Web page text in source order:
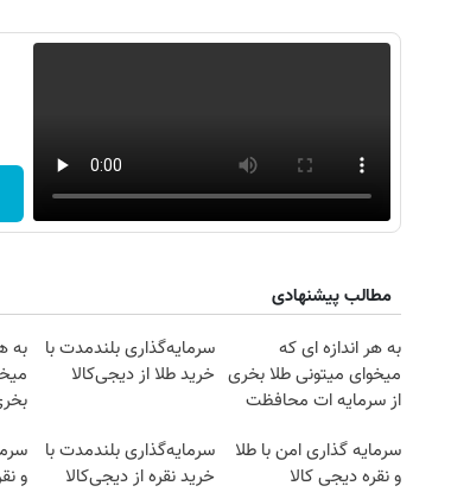
مطالب پیشنهادی
به هر اندازه ای که
میخوای میتونی طلا بخری
از سرمایه ات محافظت
سرمایه‌گذاری بلندمدت با
خرید طلا از دیجی‌کالا
به
سرمایه گذاری امن با طلا
و نقره دیجی کالا
سرمایه‌گذاری بلندمدت با
خرید نقره از دیجی‌کالا
و